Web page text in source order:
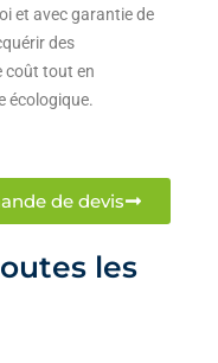
et avec garantie de
des
coût tout en
écologique.
de devis
les